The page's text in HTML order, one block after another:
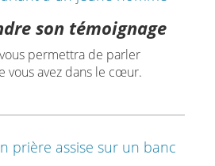
son témoignage
permettra de parler
vous avez dans le cœur.